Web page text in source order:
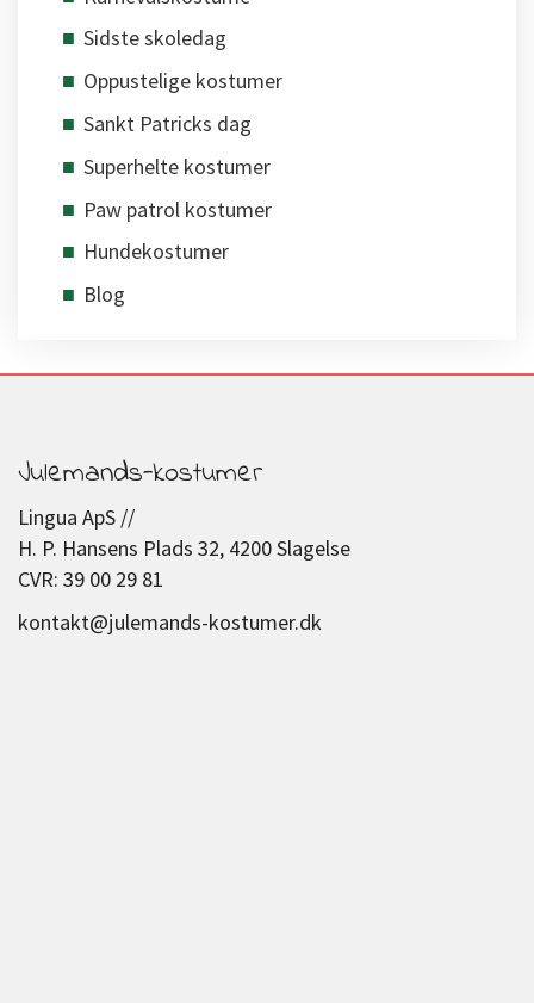
Sidste skoledag
Oppustelige kostumer
Sankt Patricks dag
Superhelte kostumer
Paw patrol kostumer
Hundekostumer
Blog
Julemands-kostumer
Lingua ApS //
H. P. Hansens Plads 32, 4200 Slagelse
CVR: 39 00 29 81
kontakt@julemands-kostumer.dk